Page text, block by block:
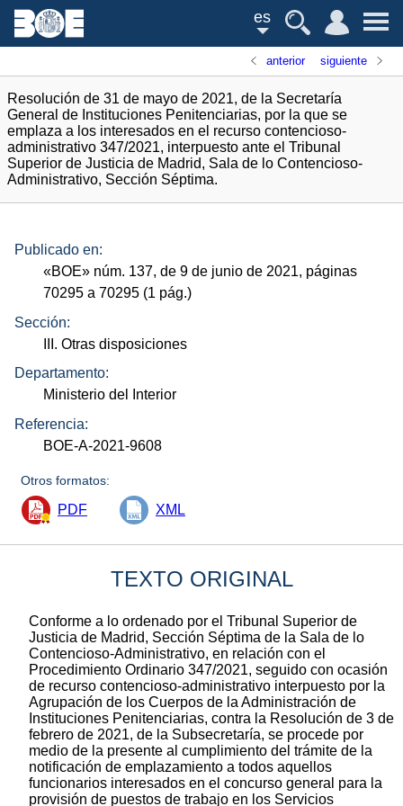
es
anterior siguiente
Resolución de 31 de mayo de 2021, de la Secretaría
General de Instituciones Penitenciarias, por la que se
emplaza a los interesados en el recurso contencioso-
administrativo 347/2021, interpuesto ante el Tribunal
Superior de Justicia de Madrid, Sala de lo Contencioso-
Administrativo, Sección Séptima.
Publicado en:
«BOE» núm. 137, de 9 de junio de 2021, páginas
70295 a 70295 (1 pág.)
Sección:
III. Otras disposiciones
Departamento:
Ministerio del Interior
Referencia:
BOE-A-2021-9608
Otros formatos:
PDF XML
TEXTO ORIGINAL
Conforme a lo ordenado por el Tribunal Superior de
Justicia de Madrid, Sección Séptima de la Sala de lo
Contencioso-Administrativo, en relación con el
Procedimiento Ordinario 347/2021, seguido con ocasión
de recurso contencioso-administrativo interpuesto por la
Agrupación de los Cuerpos de la Administración de
Instituciones Penitenciarias, contra la Resolución de 3 de
febrero de 2021, de la Subsecretaría, se procede por
medio de la presente al cumplimiento del trámite de la
notificación de emplazamiento a todos aquellos
funcionarios interesados en el concurso general para la
provisión de puestos de trabajo en los Servicios